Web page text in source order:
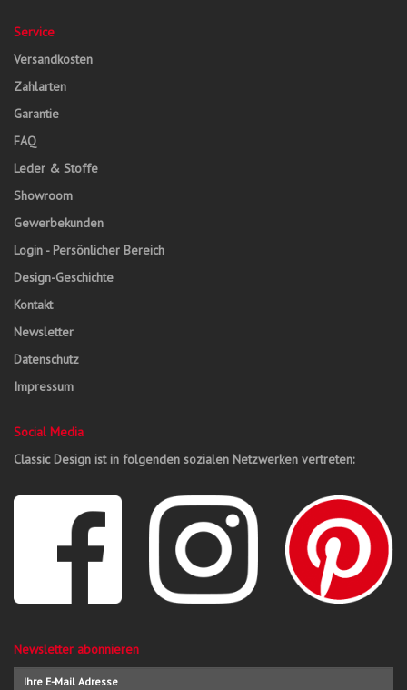
Service
Versandkosten
Zahlarten
Garantie
FAQ
Leder & Stoffe
Showroom
Gewerbekunden
Login - Persönlicher Bereich
Design-Geschichte
Kontakt
Newsletter
Datenschutz
Impressum
Social Media
Classic Design ist in folgenden sozialen Netzwerken vertreten:
Newsletter abonnieren